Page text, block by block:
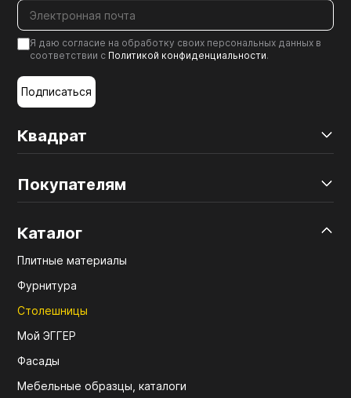
Квадрат
Покупателям
Каталог
Плитные материалы
Фурнитура
Столешницы
Мой ЭГГЕР
Фасады
Мебельные образцы, каталоги
Я даю согласие на обработку своих персональных данных в
соответствии с Политикой конфиденциальности.
Подписаться